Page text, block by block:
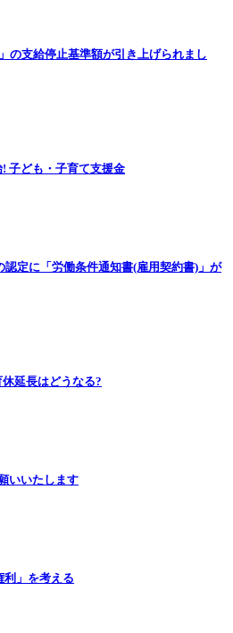
の支給停止基準額が引き上げられまし
! 子ども・子育て支援金
認定に「労働条件通知書(雇用契約書)」が
休延長はどうなる?
いいたします
利」を考える